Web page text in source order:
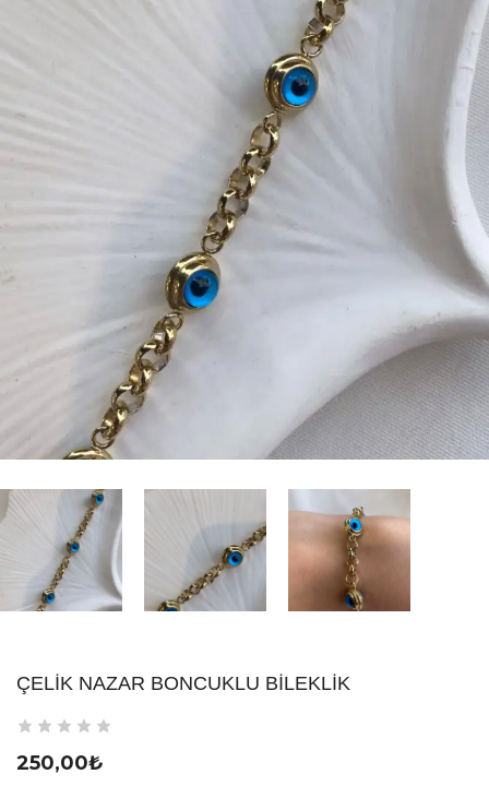
ÇELIK NAZAR BONCUKLU BILEKLIK
250,00₺